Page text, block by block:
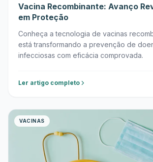
Vacina Recombinante: Avanço
em Proteção
Conheça a tecnologia de vacinas
está transformando a prevenção de
infecciosas com eficácia comprovada.
Ler artigo completo
VACINAS